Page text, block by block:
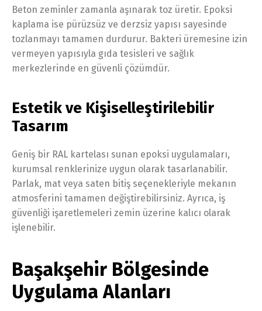
Beton zeminler zamanla aşınarak toz üretir. Epoksi
kaplama ise pürüzsüz ve derzsiz yapısı sayesinde
tozlanmayı tamamen durdurur. Bakteri üremesine izin
vermeyen yapısıyla gıda tesisleri ve sağlık
merkezlerinde en güvenli çözümdür.
Estetik ve Kişiselleştirilebilir
Tasarım
Geniş bir RAL kartelası sunan epoksi uygulamaları,
kurumsal renklerinize uygun olarak tasarlanabilir.
Parlak, mat veya saten bitiş seçenekleriyle mekanın
atmosferini tamamen değiştirebilirsiniz. Ayrıca, iş
güvenliği işaretlemeleri zemin üzerine kalıcı olarak
işlenebilir.
Başakşehir Bölgesinde
Uygulama Alanları